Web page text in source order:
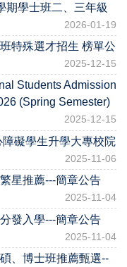
期學士班二、三年級
2026-01-19
特殊選才招生 榜單公
2025-12-15
Students Admission
(Spring Semester)
2025-12-15
障礙學生升學大專校院
2025-11-06
星推薦---簡章公告
2025-11-04
發入學---簡章公告
2025-11-04
、博士班推薦甄選--